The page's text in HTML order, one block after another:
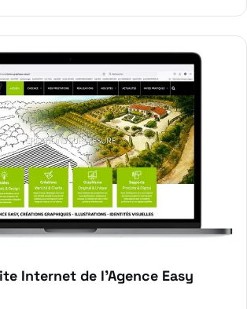
Internet de l’Agence Easy